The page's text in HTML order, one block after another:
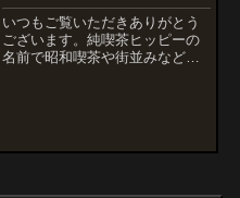
いつもご覧いただきありがとう
ございます。純喫茶ヒッピーの
名前で昭和喫茶や街並みなどを